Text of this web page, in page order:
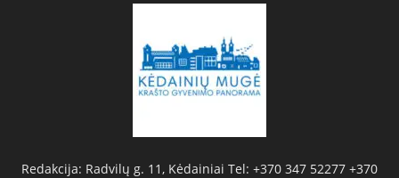
Redakcija: Radvilų g. 11, Kėdainiai Tel: +370 347 52277 +370